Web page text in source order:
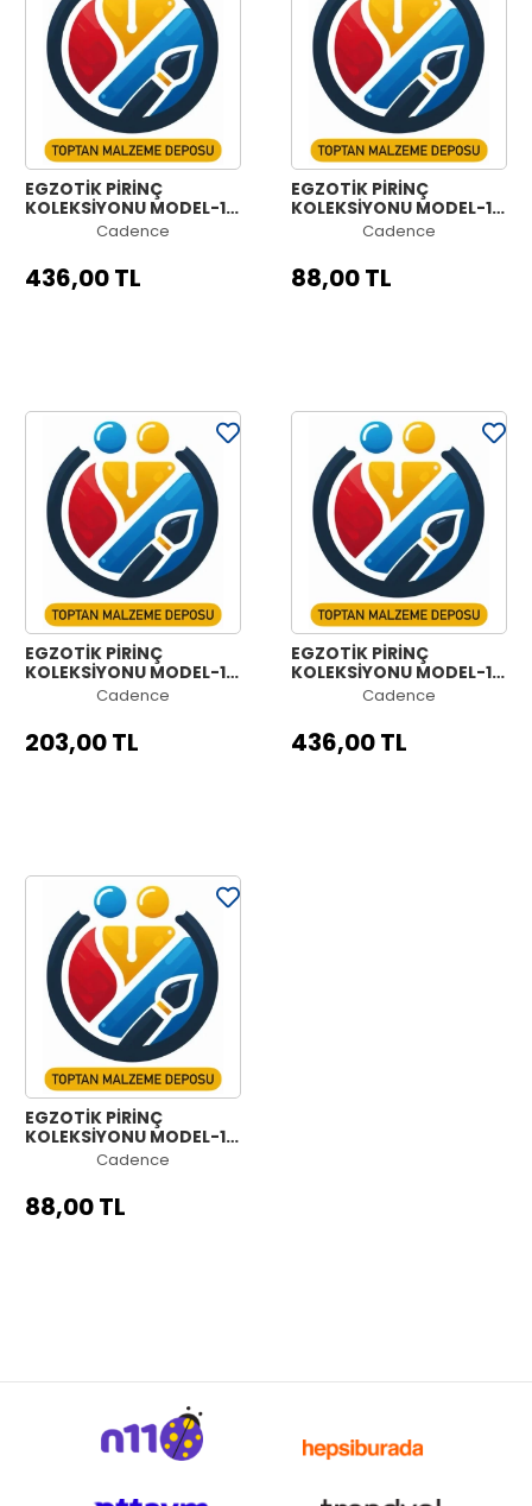
EGZOTİK PİRİNÇ
KOLEKSİYONU MODEL-1C
Cadence
436,00 TL
EGZOTİK PİRİNÇ
KOLEKSİYONU MODEL-1C
Cadence
88,00 TL
EGZOTİK PİRİNÇ
KOLEKSİYONU MODEL-1B
Cadence
203,00 TL
EGZOTİK PİRİNÇ
KOLEKSİYONU MODEL-1A
Cadence
436,00 TL
EGZOTİK PİRİNÇ
KOLEKSİYONU MODEL-1A
Cadence
88,00 TL